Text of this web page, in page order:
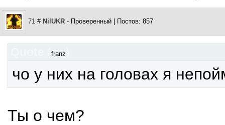
71 # NilUKR - Проверенный | Постов: 857
franz
чо у них на головах я
Ты о чем?